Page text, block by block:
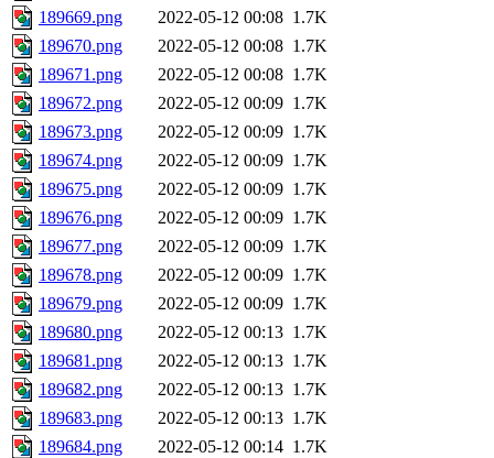
189669.png
2022-05-12 00:08 1.7K
189670.png
2022-05-12 00:08 1.7K
189671.png
2022-05-12 00:08 1.7K
189672.png
2022-05-12 00:09 1.7K
189673.png
2022-05-12 00:09 1.7K
189674.png
2022-05-12 00:09 1.7K
189675.png
2022-05-12 00:09 1.7K
189676.png
2022-05-12 00:09 1.7K
189677.png
2022-05-12 00:09 1.7K
189678.png
2022-05-12 00:09 1.7K
189679.png
2022-05-12 00:09 1.7K
189680.png
2022-05-12 00:13 1.7K
189681.png
2022-05-12 00:13 1.7K
189682.png
2022-05-12 00:13 1.7K
189683.png
2022-05-12 00:13 1.7K
189684.png
2022-05-12 00:14 1.7K